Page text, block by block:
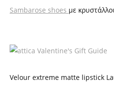
Sambarose shoes με
Velour extreme matte lipstick